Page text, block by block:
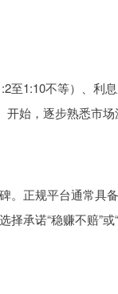
至1:10不等）、利
始，逐步熟悉市场
正规平台通常具
承诺“稳赚不赔”